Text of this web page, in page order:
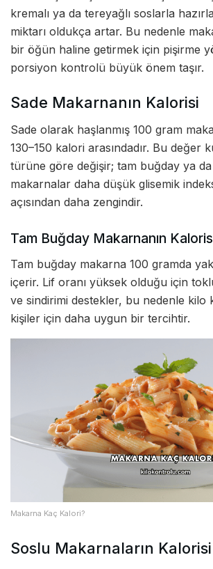
kremalı ya da tereyağlı soslarla
miktarı oldukça artar. Bu nedenle
bir öğün haline getirmek için pişirme
porsiyon kontrolü büyük önem taşır.
Sade Makarnanın Kalorisi
Sade olarak haşlanmış 100 gram
130–150 kalori arasındadır. Bu değer
türüne göre değişir; tam buğday ya
makarnalar daha düşük glisemik
açısından daha zengindir.
Tam Buğday Makarnanın
Tam buğday makarna 100 gramda
içerir. Lif oranı yüksek olduğu için
ve sindirimi destekler, bu nedenle kilo
kişiler için daha uygun bir tercihtir.
Makarna Kaç Kalori?
Soslu Makarnaların Kalorisi